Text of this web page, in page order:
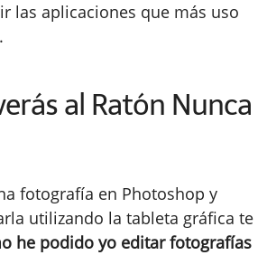
las aplicaciones que más uso
al Ratón Nunca
fotografía en Photoshop y
utilizando la tableta gráfica te
he podido yo editar fotografías